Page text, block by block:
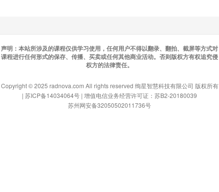
声明：本站所涉及的课程仅供学习使用，任何用户不得以翻录、翻拍、截屏等方式对
课程进行任何形式的保存、传播、买卖或任何其他商业活动。否则版权方有权追究侵
权方的法律责任。
Copyright © 2025 radnova.com All rights reserved 绚星智慧科技有限公司 版权所有
| 苏ICP备14034064号 | 增值电信业务经营许可证：苏B2-20180039
苏州网安备32050502011736号